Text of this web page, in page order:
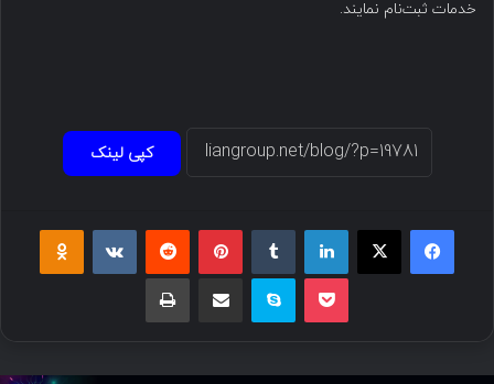
خدمات ثبت‌نام نمایند.
کپی لینک
فیسبوک ایکس لینکداین پینتریست
پاکت اسکایپ چاپ